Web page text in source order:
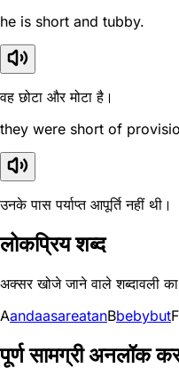
he is short and tubby.
वह छोटा और मोटा है।
they were short of
उनके पास पर्याप्त आपूर्ति नहीं थी।
लोकप्रिय शब्द
अक्सर खोजे जाने वाले शब्दावली
AandaasareatanBbebybutF
पूर्ण सामग्री अनलॉक